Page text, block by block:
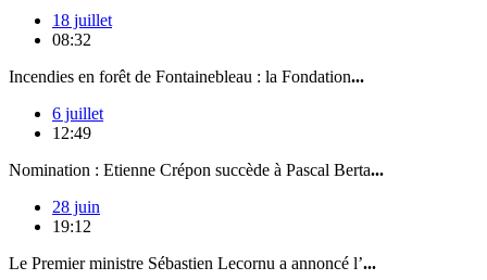
18 juillet
08:32
Incendies en forêt de Fontainebleau : la Fondation...
6 juillet
12:49
Nomination : Etienne Crépon succède à Pascal Berta...
28 juin
19:12
Le Premier ministre Sébastien Lecornu a annoncé l’...